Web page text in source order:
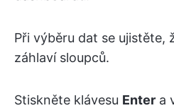
Při výběru dat se ujistěte,
záhlaví sloupců.
Stiskněte klávesu Enter a